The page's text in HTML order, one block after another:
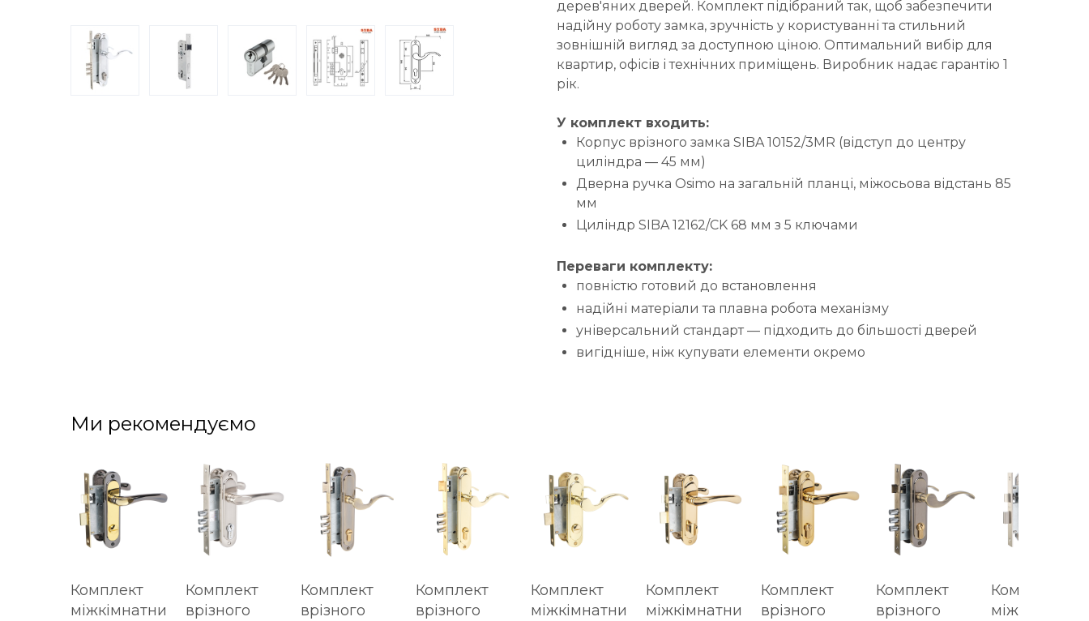
дерев'яних дверей. Комплект підібраний так, щоб забезпечити
надійну роботу замка, зручність у користуванні та стильний
зовнішній вигляд за доступною ціною. Оптимальний вибір для
квартир, офісів і технічних приміщень. Виробник надає гарантію 1
рік.
У комплект входить:
Корпус врізного замка SIBA 10152/3MR (відступ до центру
циліндра — 45 мм)
Дверна ручка Osimo на загальній планці, міжосьова відстань 85
мм
Циліндр SIBA 12162/CK 68 мм з 5 ключами
Переваги комплекту:
повністю готовий до встановлення
надійні матеріали та плавна робота механізму
універсальний стандарт — підходить до більшості дверей
вигідніше, ніж купувати елементи окремо
Ми рекомендуємо
Комплект
міжкімнатни
Комплект
врізного
Комплект
врізного
Комплект
врізного
Комплект
міжкімнатни
Комплект
міжкімнатни
Комплект
врізного
Комплект
врізного
Комплект
міжкімнатни